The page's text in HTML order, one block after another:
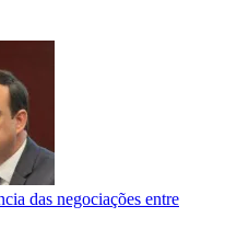
das negociações entre